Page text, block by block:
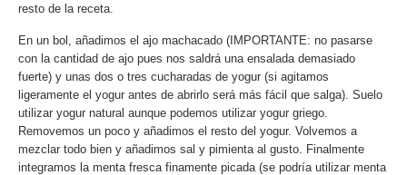
resto de la receta.
En un bol, añadimos el ajo machacado (IMPORTANTE: no pasarse
con la cantidad de ajo pues nos saldrá una ensalada demasiado
fuerte) y unas dos o tres cucharadas de yogur (si agitamos
ligeramente el yogur antes de abrirlo será más fácil que salga). Suelo
utilizar yogur natural aunque podemos utilizar yogur griego.
Removemos un poco y añadimos el resto del yogur. Volvemos a
mezclar todo bien y añadimos sal y pimienta al gusto. Finalmente
integramos la menta fresca finamente picada (se podría utilizar menta